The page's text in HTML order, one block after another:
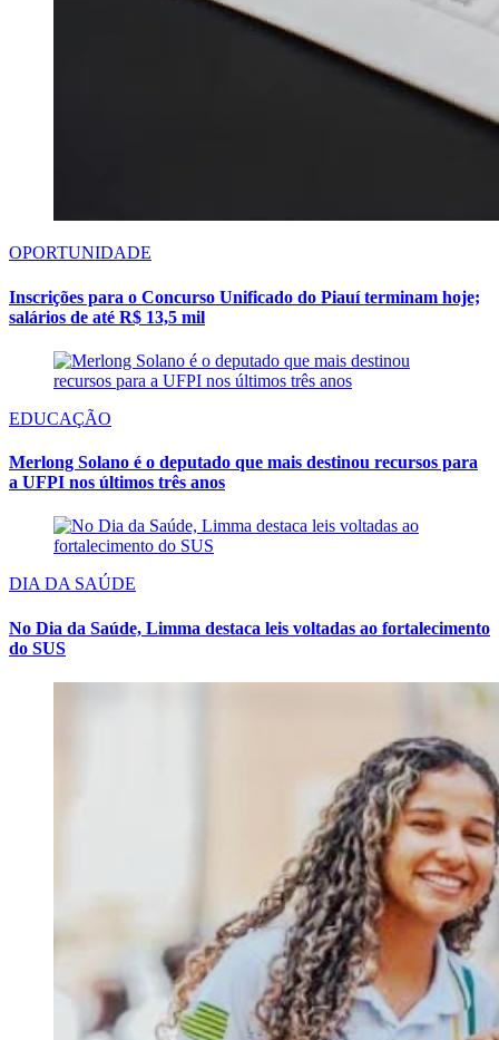
OPORTUNIDADE
Inscrições para o Concurso Unificado do Piauí terminam hoje;
salários de até R$ 13,5 mil
EDUCAÇÃO
Merlong Solano é o deputado que mais destinou recursos para
a UFPI nos últimos três anos
DIA DA SAÚDE
No Dia da Saúde, Limma destaca leis voltadas ao fortalecimento
do SUS